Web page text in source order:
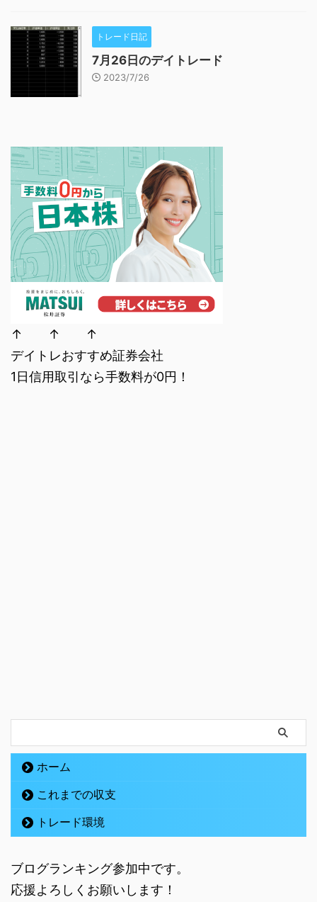
トレード日記
7月26日のデイトレード
2023/7/26
↑ ↑ ↑
デイトレおすすめ証券会社
1日信用取引なら手数料が0円！
ホーム
これまでの収支
トレード環境
ブログランキング参加中です。
応援よろしくお願いします！